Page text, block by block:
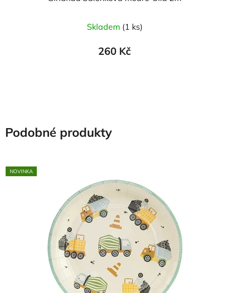
hodnocení
produktu
Skladem (1 ks)
260 Kč
Podobné produkty
NOVINKA